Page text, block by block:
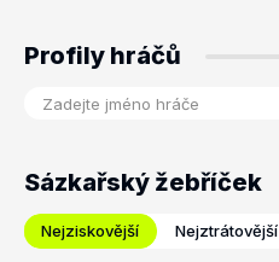
Profily hráčů
Sázkařský žebříček
Nejziskovější Nejztrátovější